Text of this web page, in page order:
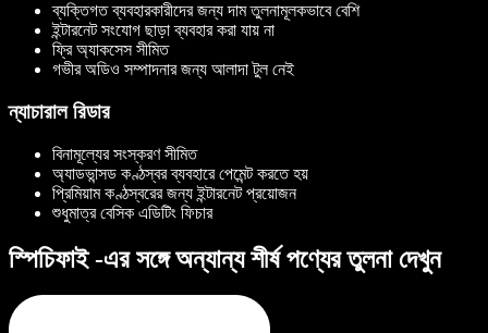
ব্যক্তিগত ব্যবহারকারীদের জন্য দাম তুলনামূলকভাবে বেশি
ইন্টারনেট সংযোগ ছাড়া ব্যবহার করা যায় না
ফ্রি অ্যাকসেস সীমিত
গভীর অডিও সম্পাদনার জন্য আলাদা টুল নেই
ন্যাচারাল রিডার
বিনামূল্যের সংস্করণ সীমিত
অ্যাডভান্সড কণ্ঠস্বর ব্যবহারে পেমেন্ট করতে হয়
প্রিমিয়াম কণ্ঠস্বরের জন্য ইন্টারনেট প্রয়োজন
শুধুমাত্র বেসিক এডিটিং ফিচার
স্পিচিফাই -এর সঙ্গে অন্যান্য শীর্ষ পণ্যের তুলনা দেখুন